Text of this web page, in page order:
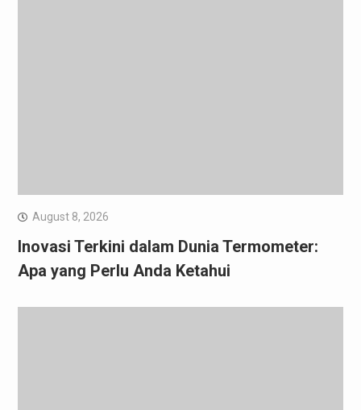
August 8, 2026
Inovasi Terkini dalam Dunia Termometer:
Apa yang Perlu Anda Ketahui